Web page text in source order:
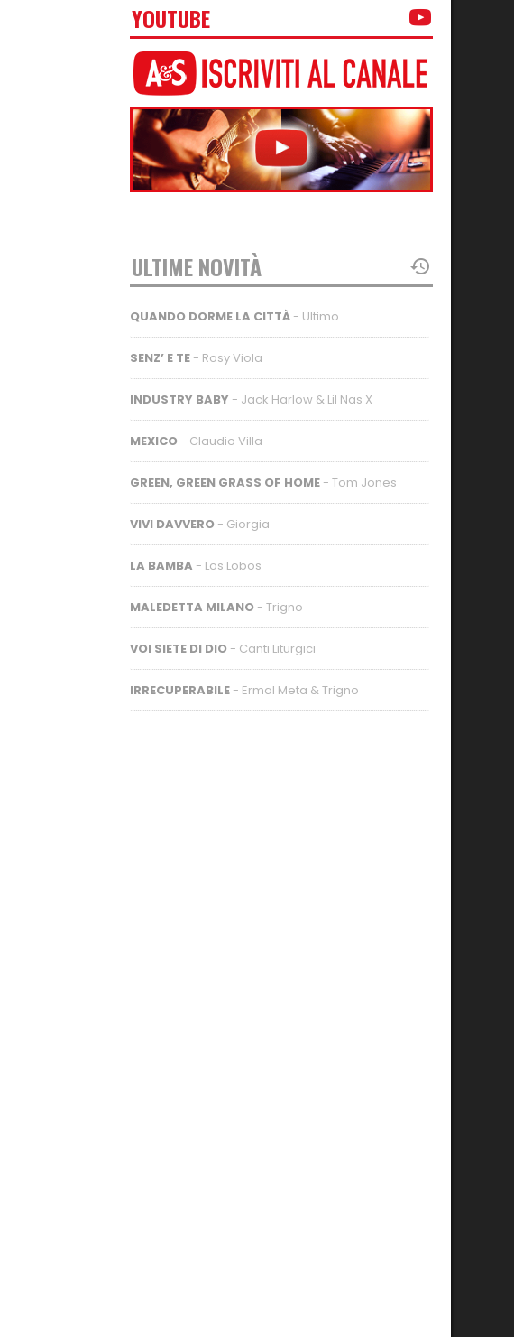
YOUTUBE
ULTIME NOVITÀ
QUANDO DORME LA CITTÀ - Ultimo
SENZ’ E TE - Rosy Viola
INDUSTRY BABY - Jack Harlow & Lil Nas X
MEXICO - Claudio Villa
GREEN, GREEN GRASS OF HOME - Tom Jones
VIVI DAVVERO - Giorgia
LA BAMBA - Los Lobos
MALEDETTA MILANO - Trigno
VOI SIETE DI DIO - Canti Liturgici
IRRECUPERABILE - Ermal Meta & Trigno